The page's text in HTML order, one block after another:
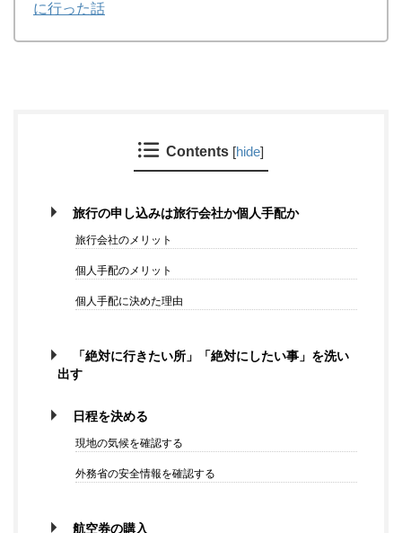
に行った話
Contents [hide]
旅行の申し込みは旅行会社か個人手配か
旅行会社のメリット
個人手配のメリット
個人手配に決めた理由
「絶対に行きたい所」「絶対にしたい事」を洗い
出す
日程を決める
現地の気候を確認する
外務省の安全情報を確認する
航空券の購入